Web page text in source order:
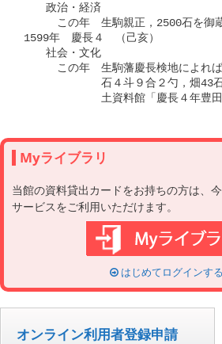
政治・経済
この年　生駒親正，2500石を御蔵
1599年　慶長４　（己亥）
社会・文化
この年　生駒藩慶長検地によれば
石４斗９合２勺，畑43石４升
Myライブラリ
当館の資料貸出カードをお持ちの方は、
サービスをご利用いただけます。
はじめてログインす
オンライン利用者登録申請